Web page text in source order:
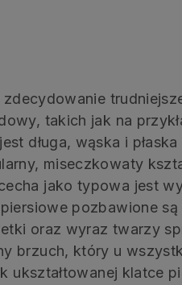
takich jak na
długa, wąska i
miseczkowaty
jako typowa jest
pozbawione
oraz wyraz twarzy
brzuch, który u
ukształtowanej klatce